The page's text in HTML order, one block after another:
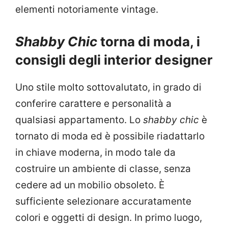
elementi notoriamente vintage.
Shabby Chictorna di moda, i
consigli degli interior designer
Uno stile molto sottovalutato, in grado di
conferire carattere e personalità a
qualsiasi appartamento. Lo shabby chic è
tornato di moda ed è possibile riadattarlo
in chiave moderna, in modo tale da
costruire un ambiente di classe, senza
cedere ad un mobilio obsoleto. È
sufficiente selezionare accuratamente
colori e oggetti di design. In primo luogo,